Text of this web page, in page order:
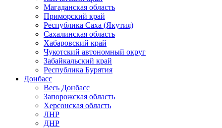
Магаданская область
Приморский край
Республика Саха (Якутия)
Сахалинская область
Хабаровский край
Чукотский автономный округ
Забайкальский край
Республика Бурятия
Донбасс
Весь Донбасс
Запорожская область
Херсонская область
ЛНР
ДНР